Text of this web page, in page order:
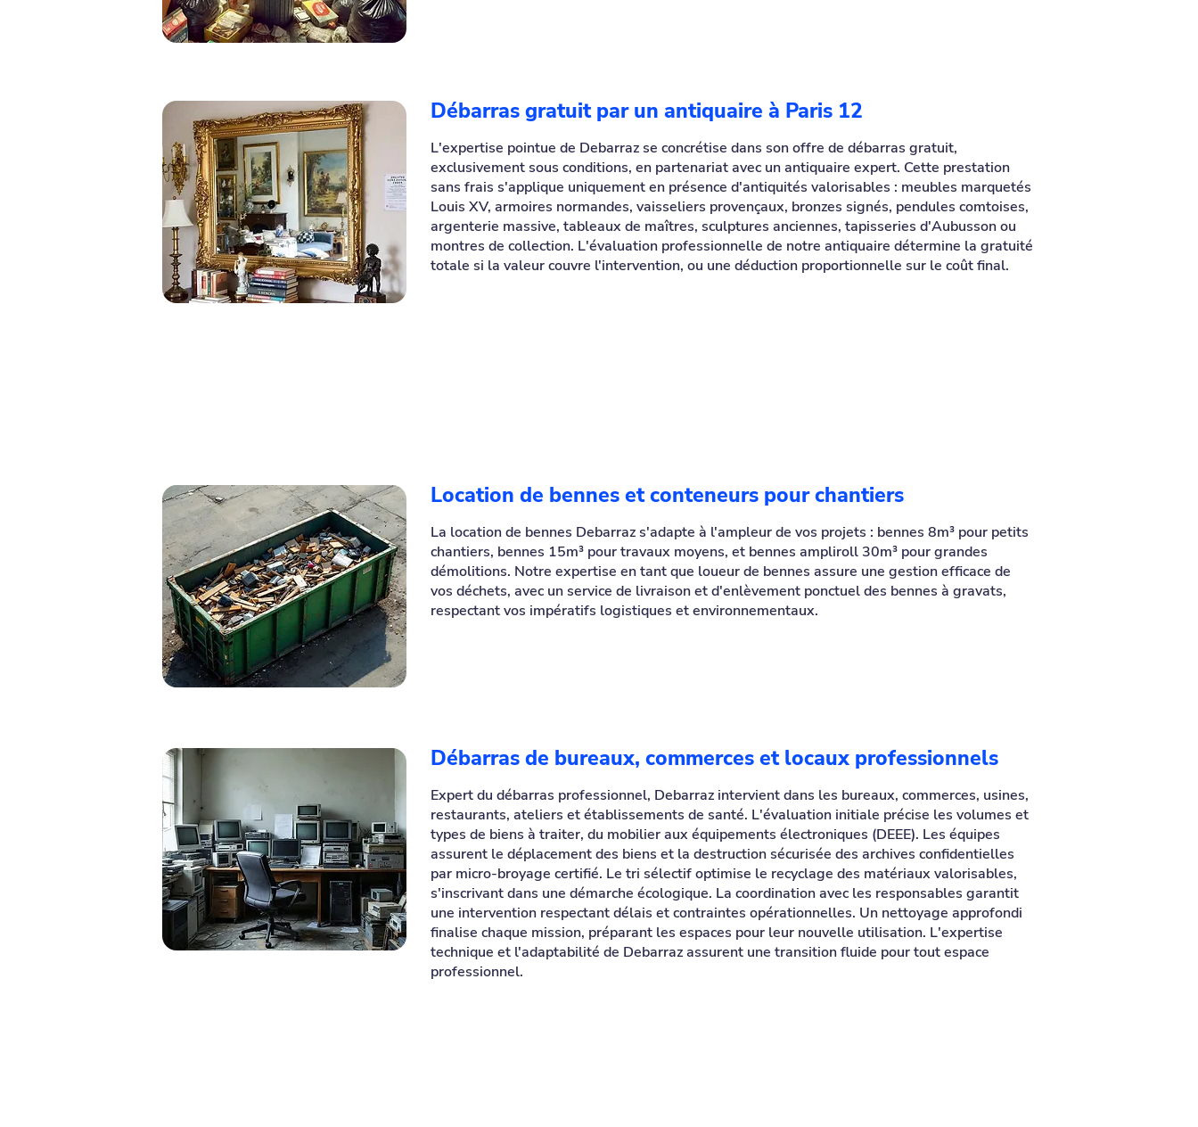
Débarras gratuit par un antiquaire à Paris 12
L'expertise pointue de Debarraz se concrétise dans son offre de débarras gratuit,
exclusivement sous conditions, en partenariat avec un antiquaire expert. Cette prestation
sans frais s'applique uniquement en présence d'antiquités valorisables : meubles marquetés
Louis XV, armoires normandes, vaisseliers provençaux, bronzes signés, pendules comtoises,
argenterie massive, tableaux de maîtres, sculptures anciennes, tapisseries d'Aubusson ou
montres de collection. L'évaluation professionnelle de notre antiquaire détermine la gratuité
totale si la valeur couvre l'intervention, ou une déduction proportionnelle sur le coût final.
Location de bennes et conteneurs pour chantiers
La location de bennes Debarraz s'adapte à l'ampleur de vos projets : bennes 8m³ pour petits
chantiers, bennes 15m³ pour travaux moyens, et bennes ampliroll 30m³ pour grandes
démolitions. Notre expertise en tant que loueur de bennes assure une gestion efficace de
vos déchets, avec un service de livraison et d'enlèvement ponctuel des bennes à gravats,
respectant vos impératifs logistiques et environnementaux.
Débarras de bureaux, commerces et locaux professionnels
Expert du débarras professionnel, Debarraz intervient dans les bureaux, commerces, usines,
restaurants, ateliers et établissements de santé. L'évaluation initiale précise les volumes et
types de biens à traiter, du mobilier aux équipements électroniques (DEEE). Les équipes
assurent le déplacement des biens et la destruction sécurisée des archives confidentielles
par micro-broyage certifié. Le tri sélectif optimise le recyclage des matériaux valorisables,
s'inscrivant dans une démarche écologique. La coordination avec les responsables garantit
une intervention respectant délais et contraintes opérationnelles. Un nettoyage approfondi
finalise chaque mission, préparant les espaces pour leur nouvelle utilisation. L'expertise
technique et l'adaptabilité de Debarraz assurent une transition fluide pour tout espace
professionnel.